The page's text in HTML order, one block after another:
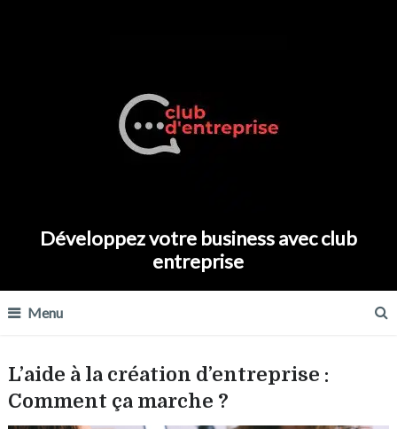
Développez votre business avec club
entreprise
Menu
L’aide à la création d’entreprise :
Comment ça marche ?